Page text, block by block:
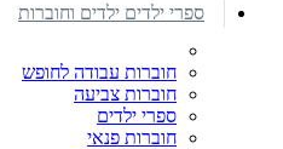
ספרי ילדים ילדים וחוברות
חוברות עבודה לחופש
חוברות צביעה
ספרי ילדים
חוברות פנאי